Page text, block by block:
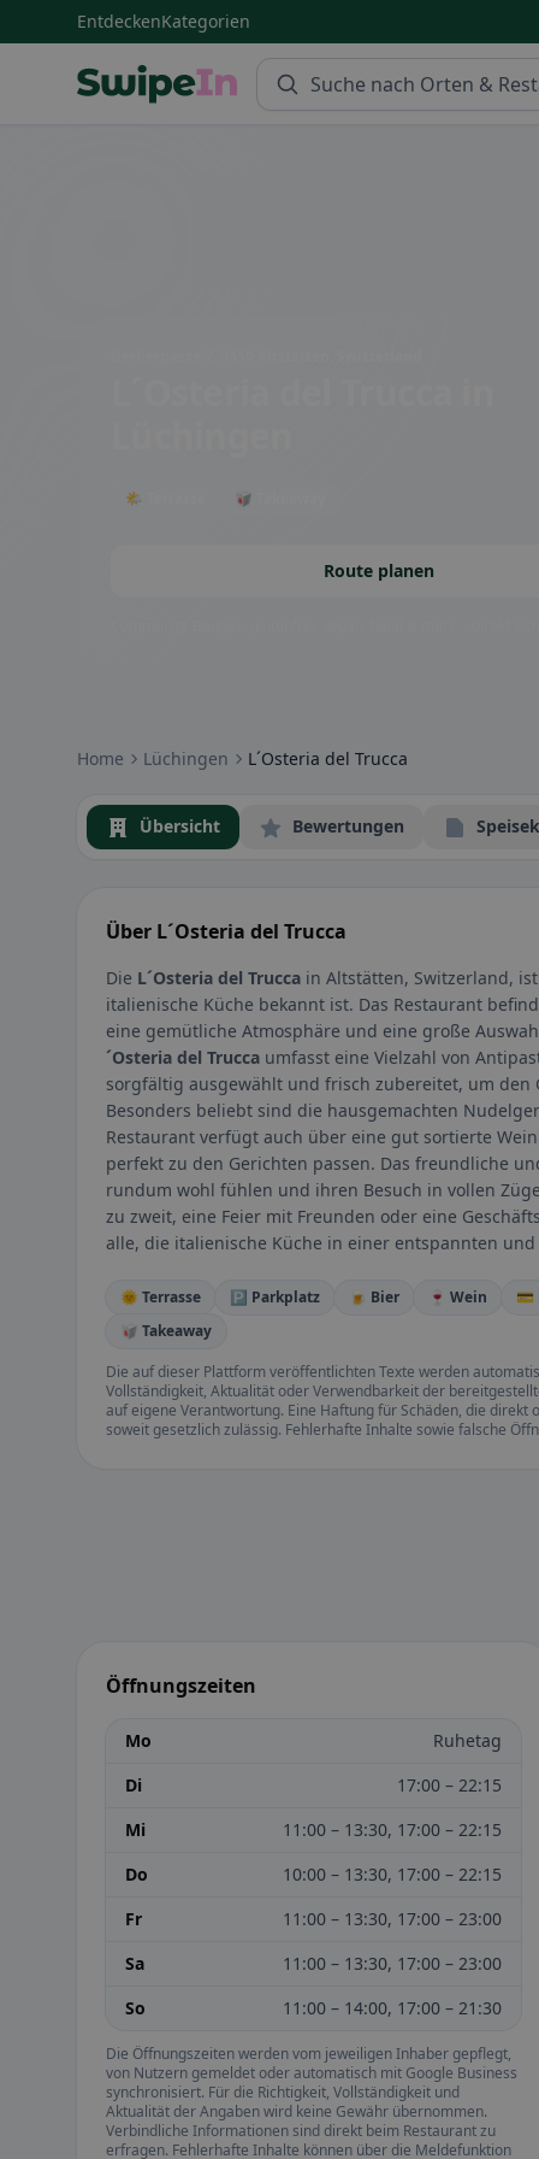
EntdeckenKategorien
🌤 Terrasse 🥡 Takeaway
Route planen
Home Lüchingen L´Osteria del Trucca
Übersicht Bewertungen
Über L´Osteria del Trucca
Die L´Osteria del Trucca in Altstätten, Switzerland,
italienische Küche bekannt ist. Das Restaurant
eine gemütliche Atmosphäre und eine große
´Osteria del Trucca umfasst eine Vielzahl von
sorgfältig ausgewählt und frisch zubereitet, um den
Besonders beliebt sind die hausgemachten
Restaurant verfügt auch über eine gut sortierte
perfekt zu den Gerichten passen. Das freundliche
rundum wohl fühlen und ihren Besuch in vollen
zu zweit, eine Feier mit Freunden oder eine
alle, die italienische Küche in einer entspannten
🌞 Terrasse 🅿️ Parkplatz 🍺 Bier 🍷 Wein 💳
🥡 Takeaway
Die auf dieser Plattform veröffentlichten Texte werden
Vollständigkeit, Aktualität oder Verwendbarkeit der
auf eigene Verantwortung. Eine Haftung für Schäden, die
soweit gesetzlich zulässig. Fehlerhafte Inhalte sowie falsche
Öffnungszeiten
Mo
Ruhetag
Di
17:00 – 22:15
Mi
11:00 – 13:30, 17:00 – 22:15
Do
10:00 – 13:30, 17:00 – 22:15
Fr
11:00 – 13:30, 17:00 – 23:00
Sa
11:00 – 13:30, 17:00 – 23:00
So
11:00 – 14:00, 17:00 – 21:30
Die Öffnungszeiten werden vom jeweiligen Inhaber gepflegt,
von Nutzern gemeldet oder automatisch mit Google Business
synchronisiert. Für die Richtigkeit, Vollständigkeit und
Aktualität der Angaben wird keine Gewähr übernommen.
Verbindliche Informationen sind direkt beim Restaurant zu
erfragen. Fehlerhafte Inhalte können über die Meldefunktion